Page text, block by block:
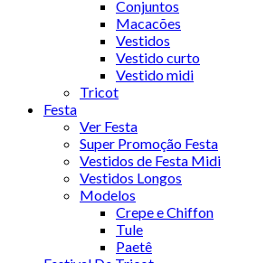
Conjuntos
Macacões
Vestidos
Vestido curto
Vestido midi
Tricot
Festa
Ver Festa
Super Promoção Festa
Vestidos de Festa Midi
Vestidos Longos
Modelos
Crepe e Chiffon
Tule
Paetê